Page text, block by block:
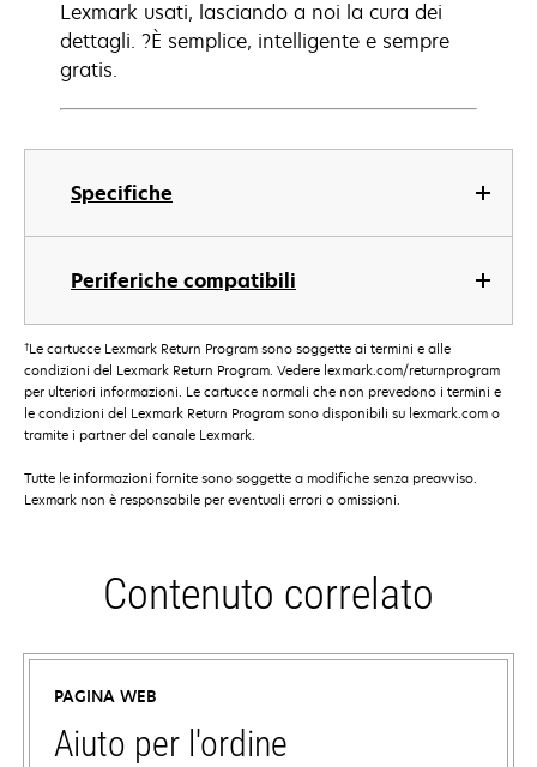
Specifiche
Periferiche compatibili
Lexmark usati, lasciando a noi la cura dei
dettagli. ?È semplice, intelligente e sempre
gratis.
†Le cartucce Lexmark Return Program sono soggette ai termini e alle
condizioni del Lexmark Return Program. Vedere lexmark.com/returnprogram
per ulteriori informazioni. Le cartucce normali che non prevedono i termini e
le condizioni del Lexmark Return Program sono disponibili su lexmark.com o
tramite i partner del canale Lexmark.
Tutte le informazioni fornite sono soggette a modifiche senza preavviso.
Lexmark non è responsabile per eventuali errori o omissioni.
Contenuto correlato
PAGINA WEB
Aiuto per l'ordine